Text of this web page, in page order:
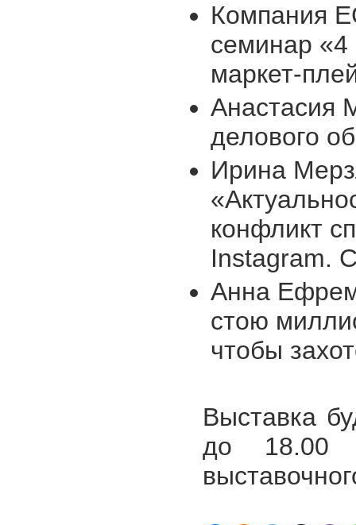
Компания
семинар «4
маркет-
Анастасия
делового
Ирина
конфликт
Instagram.
Анна
стою
чтобы
Выставка
до 18.00